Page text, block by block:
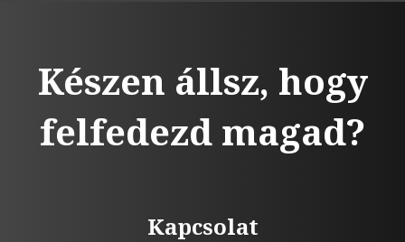
Készen állsz, hogy
felfedezd magad?
Kapcsolat